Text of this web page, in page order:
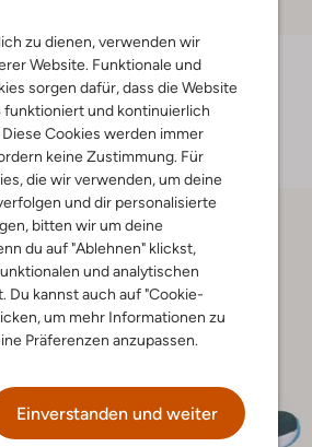
zu dienen, verwenden wir
Website. Funktionale und
sorgen dafür, dass die Website
funktioniert und kontinuierlich
Cookies werden immer
keine Zustimmung. Für
die wir verwenden, um deine
und dir personalisierte
bitten wir um deine
du auf "Ablehnen" klickst,
und analytischen
Du kannst auch auf "Cookie-
um mehr Informationen zu
Präferenzen anzupassen.
Einverstanden und weiter
Nike
Sneaker Low
€ 49,95 € 24,99